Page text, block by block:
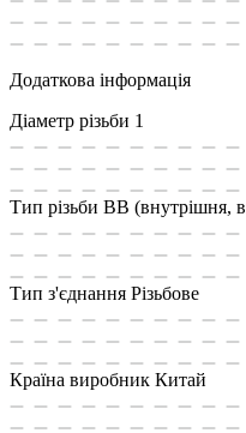
Додаткова інформація
Діаметр різьби 1
Тип різьби ВВ (внутрішня,
Тип з'єднання Різьбове
Країна виробник Китай